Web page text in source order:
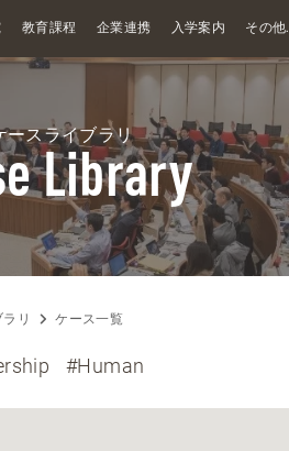
教育課程 企業連携 入学案内 その他
ースライブラリ
Library
リ ケース一覧
#Human